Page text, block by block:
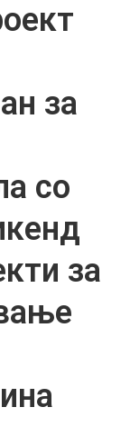
за
со
за